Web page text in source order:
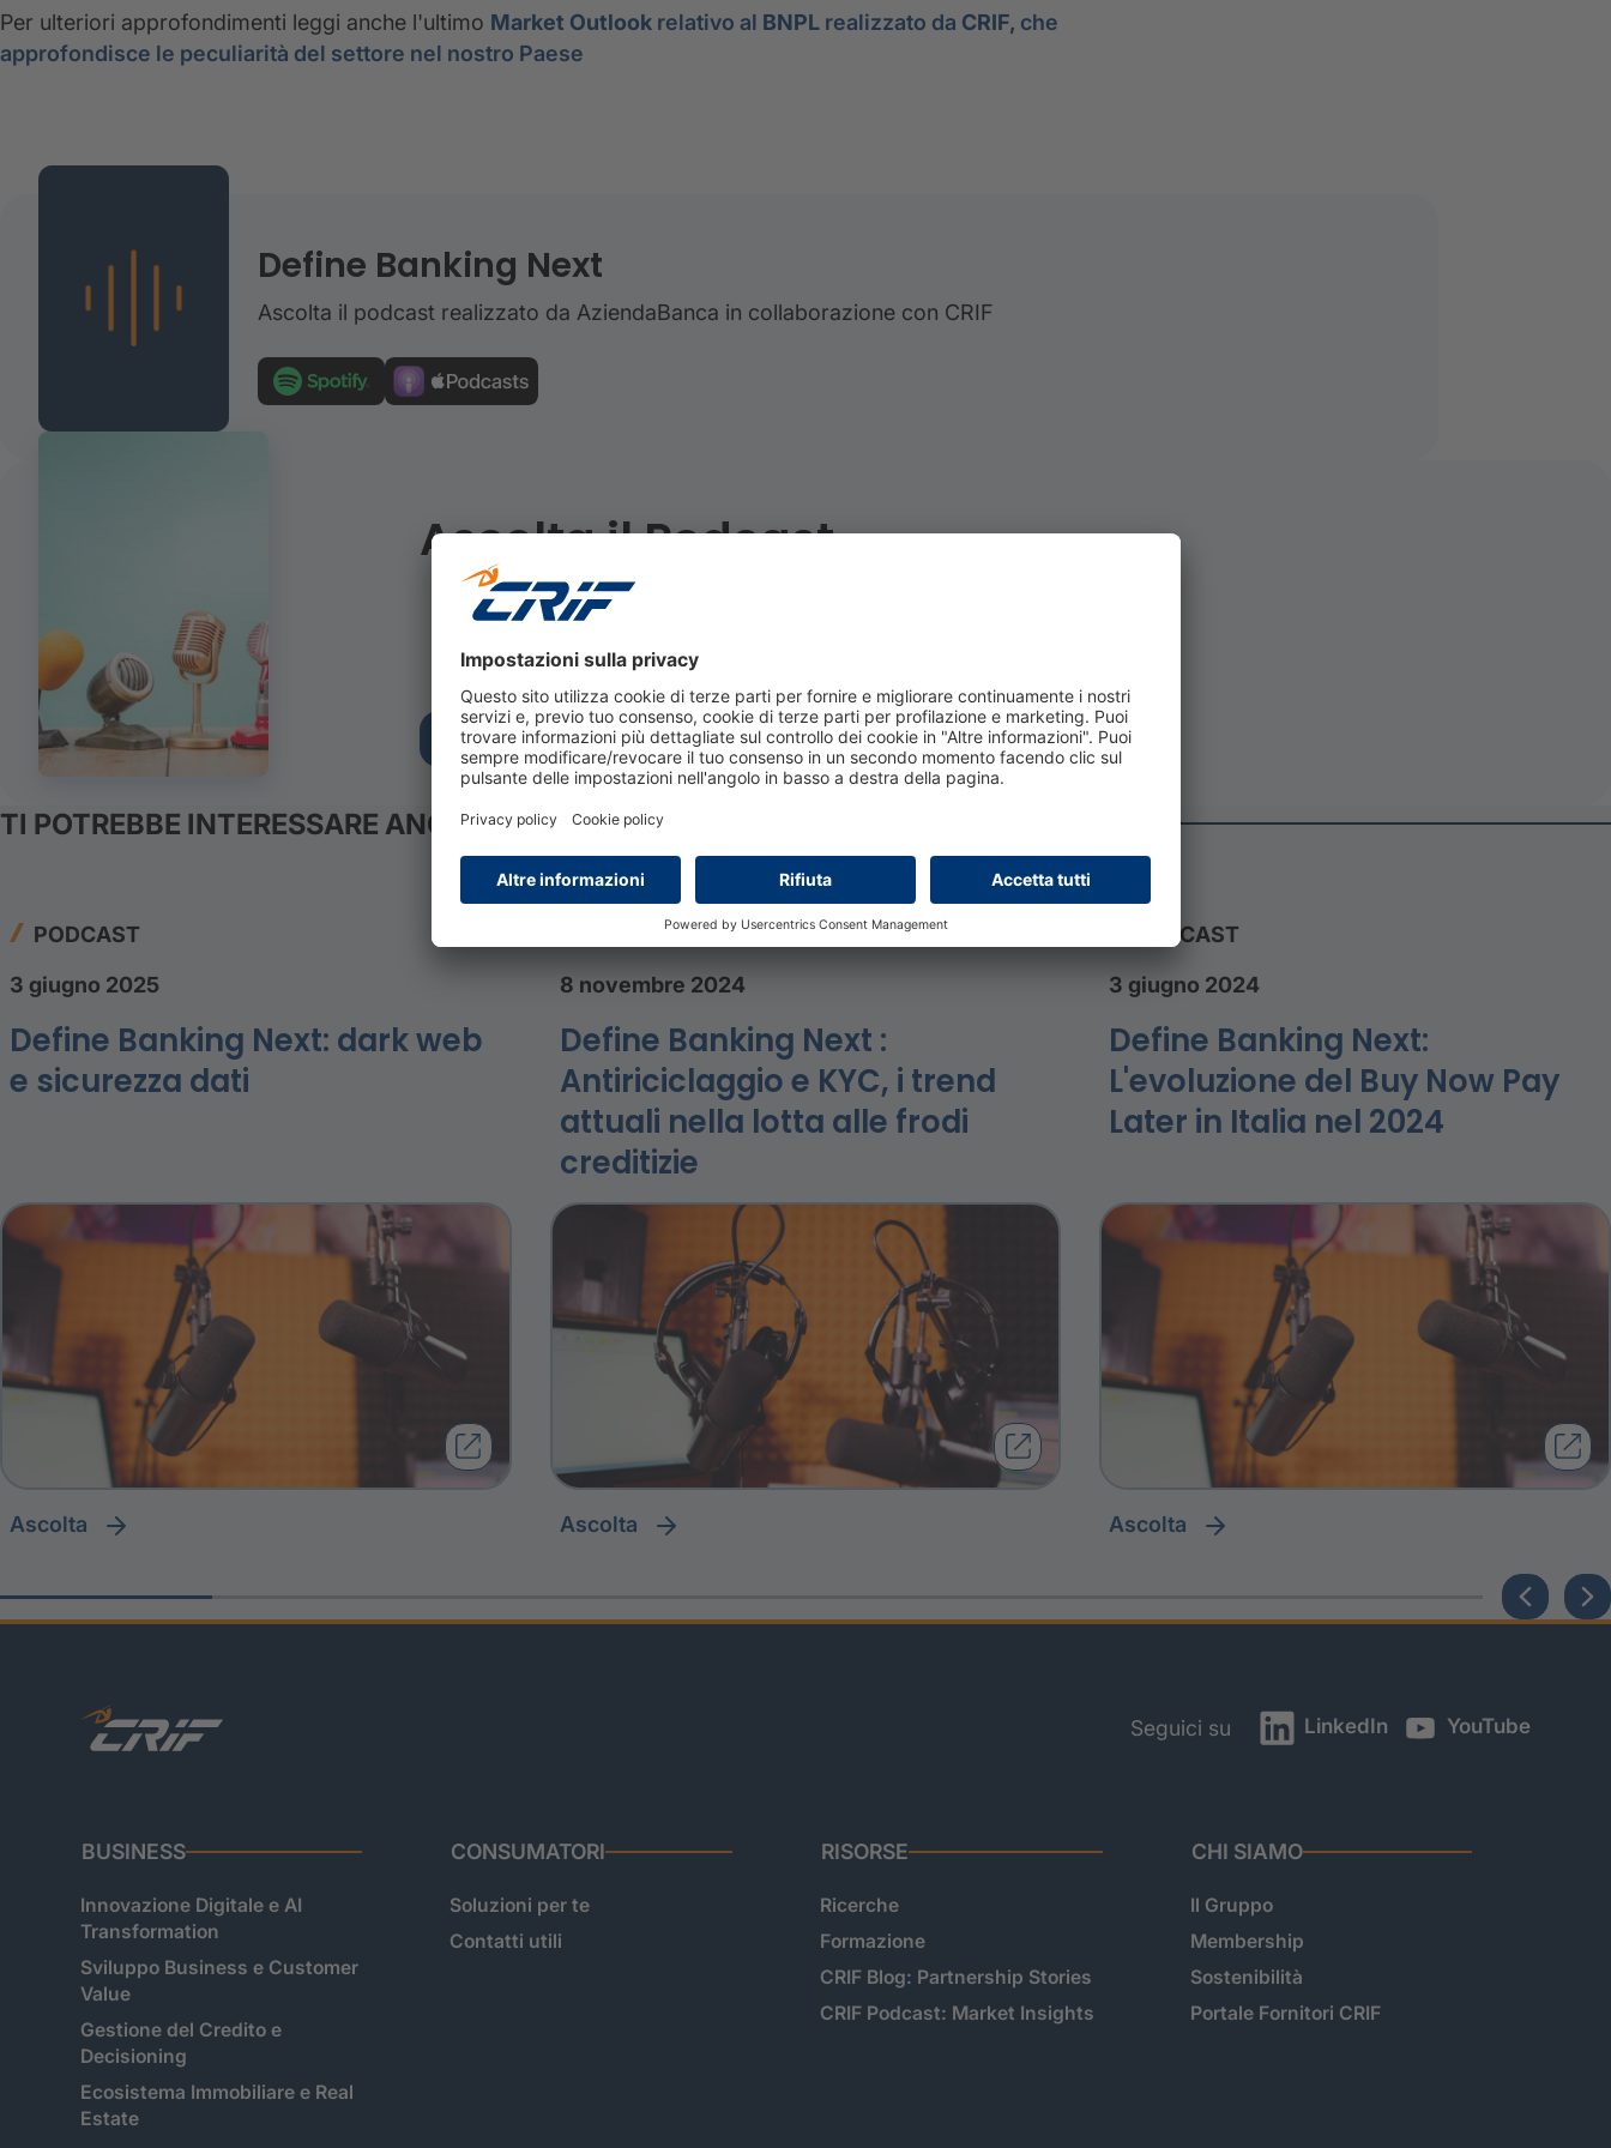
Per ulteriori approfondimenti leggi anche l'ultimo Market Outlook relativo al BNPL realizzato da CRIF, che
approfondisce le peculiarità del settore nel nostro Paese
Define Banking Next
Ascolta il podcast realizzato da AziendaBanca in collaborazione con CRIF
Ascolta il Podcast
BNPL BOOM DI UTILIZZO
TI POTREBBE INTERESSARE ANCHE
PODCAST
3 giugno 2025
Define Banking Next: dark web
e sicurezza dati
ascolta
PODCAST
8 novembre 2024
Define Banking Next :
Antiriciclaggio e KYC, i trend
attuali nella lotta alle frodi
creditizie
ascolta
PODCAST
3 giugno 2024
Define Banking Next:
L'evoluzione del Buy Now Pay
Later in Italia nel 2024
ascolta
Seguici su LinkedIn YouTube
BUSINESS
Innovazione Digitale e AI
Transformation
Sviluppo Business e Customer
Value
Gestione del Credito e
Decisioning
Ecosistema Immobiliare e Real
Estate
CONSUMATORI
Soluzioni per te
Contatti utili
RISORSE
Ricerche
Formazione
CRIF Blog: Partnership Stories
CRIF Podcast: Market Insights
CHI SIAMO
Il Gruppo
Membership
Sostenibilità
Portale Fornitori CRIF